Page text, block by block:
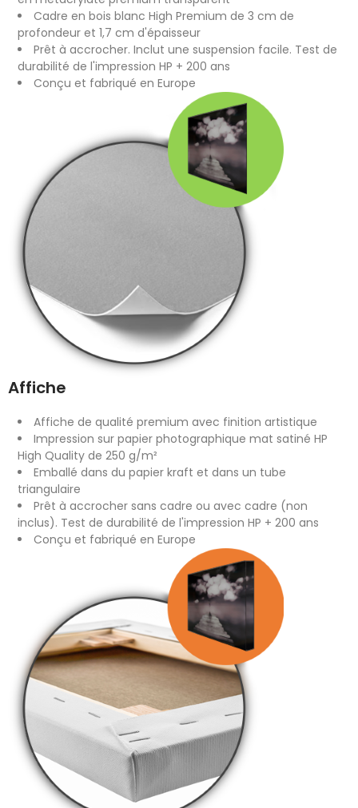
Cadre en bois blanc High Premium de 3 cm de
profondeur et 1,7 cm d'épaisseur
Prêt à accrocher. Inclut une suspension facile. Test de
durabilité de l'impression HP + 200 ans
Conçu et fabriqué en Europe
Affiche
Affiche de qualité premium avec finition artistique
Impression sur papier photographique mat satiné HP
High Quality de 250 g/m²
Emballé dans du papier kraft et dans un tube
triangulaire
Prêt à accrocher sans cadre ou avec cadre (non
inclus). Test de durabilité de l'impression HP + 200 ans
Conçu et fabriqué en Europe